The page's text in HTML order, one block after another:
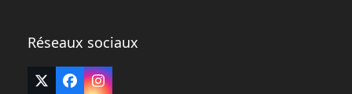
Réseaux sociaux
TwitterFacebookInstagram